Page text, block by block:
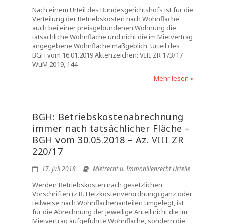
Nach einem Urteil des Bundesgerichtshofs ist für die
Verteilung der Betriebskosten nach Wohnfläche
auch bei einer preisgebundenen Wohnung die
tatsächliche Wohnfläche und nicht die im Mietvertrag
angegebene Wohnfläche maßgeblich. Urteil des
BGH vom 16.01.2019 Aktenzeichen: VIII ZR 173/17
WuM 2019, 144
Mehr lesen »
BGH: Betriebskostenabrechnung
immer nach tatsächlicher Fläche –
BGH vom 30.05.2018 – Az. VIII ZR
220/17
17. Juli 2018 Mietrecht u. Immobilienrecht Urteile
Werden Betriebskosten nach gesetzlichen
Vorschriften (z.B. Heizkostenverordnung) ganz oder
teilweise nach Wohnflächenanteilen umgelegt, ist
für die Abrechnung der jeweilige Anteil nicht die im
Mietvertrag aufgeführte Wohnfläche, sondern die